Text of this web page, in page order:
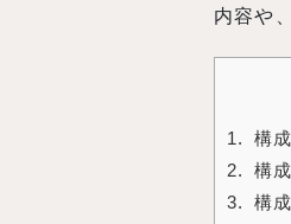
内容や
1
構
2
構
3
構